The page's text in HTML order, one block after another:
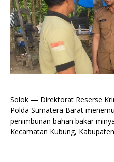
Solok — Direktorat Reserse
Polda Sumatera Barat
penimbunan bahan bakar
Kecamatan Kubung,